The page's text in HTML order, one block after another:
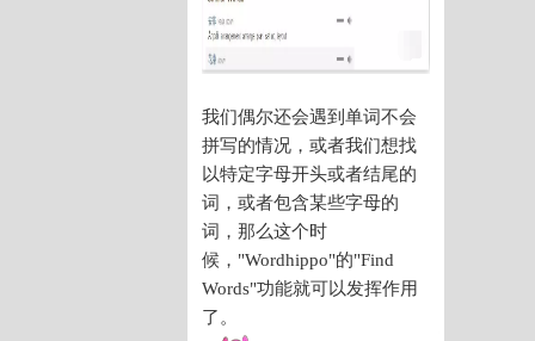
我们偶尔还会遇到单词不会
拼写的情况，或者我们想找
以特定字母开头或者结尾的
词，或者包含某些字母的
词，那么这个时
候，"Wordhippo"的"Find
Words"功能就可以发挥作用
了。